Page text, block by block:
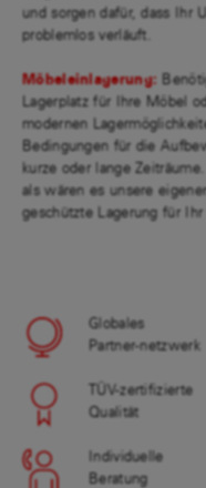
und sorgen dafür, dass Ihr
problemlos verläuft.
Möbeleinlagerung:
Lagerplatz für Ihre Möbel
modernen
Bedingungen für die
kurze oder lange
als wären es unsere
geschützte Lagerung für Ihr
Globales
Partner-netzwerk
TÜV-zertifizierte
Qualität
Individuelle
Beratung